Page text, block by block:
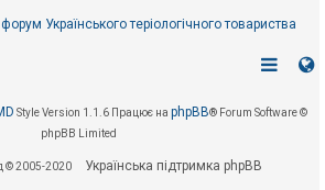
форум Українського теріологічного товариства
Style Version 1.1.6 Працює на phpBB® Forum Software ©
phpBB Limited
© 2005-2020 Українська підтримка phpBB